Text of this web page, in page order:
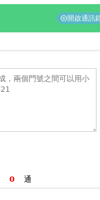
add_circle開啟通訊
通